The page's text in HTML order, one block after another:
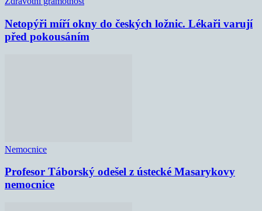
Netopýři míří okny do českých ložnic. Lékaři varují
před pokousáním
Nemocnice
Profesor Táborský odešel z ústecké Masarykovy
nemocnice